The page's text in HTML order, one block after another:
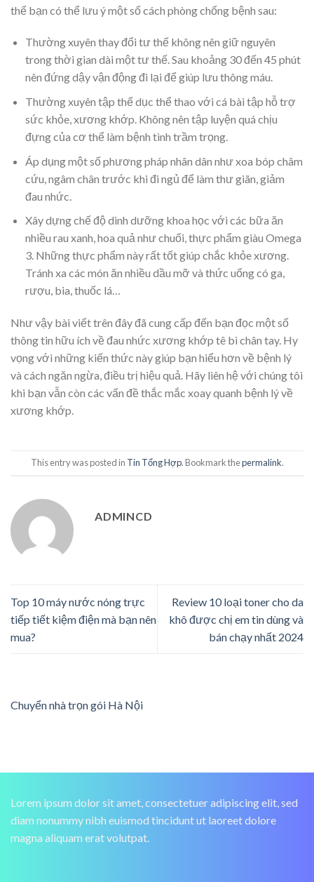
thể bạn có thể lưu ý một số cách phòng chống bệnh sau:
Thường xuyên thay đổi tư thế không nên giữ nguyên
trong thời gian dài một tư thế. Sau khoảng 30 đến 45 phút
nên đứng dậy vận động đi lại để giúp lưu thông máu.
Thường xuyên tập thể dục thể thao với cá bài tập hỗ trợ
sức khỏe, xương khớp. Không nên tập luyện quá chịu
đựng của cơ thể làm bệnh tình trầm trọng.
Áp dụng một số phương pháp nhân dân như xoa bóp châm
cứu, ngâm chân trước khi đi ngủ để làm thư giãn, giảm
đau nhức.
Xây dựng chế độ dinh dưỡng khoa học với các bữa ăn
nhiều rau xanh, hoa quả như chuối, thực phẩm giàu Omega
3. Những thực phẩm này rất tốt giúp chắc khỏe xương.
Tránh xa các món ăn nhiều dầu mỡ và thức uống có ga,
rượu, bia, thuốc lá…
Như vậy bài viết trên đây đã cung cấp đến bạn đọc một số
thông tin hữu ích về đau nhức xương khớp tê bì chân tay. Hy
vọng với những kiến thức này giúp bạn hiểu hơn về bệnh lý
và cách ngăn ngừa, điều trị hiệu quả. Hãy liên hệ với chúng tôi
khi bạn vẫn còn các vấn đề thắc mắc xoay quanh bệnh lý về
xương khớp.
This entry was posted in Tin Tổng Hợp. Bookmark thepermalink.
ADMINCD
Top 10 máy nước nóng trực
tiếp tiết kiệm điện mà bạn nên
mua?
Review 10 loại toner cho da
khô được chị em tin dùng và
bán chạy nhất 2024
Chuyển nhà trọn gói Hà Nội
Lorem ipsum dolor sit amet, consectetuer adipiscing elit, sed
diam nonummy nibh euismod tincidunt ut laoreet dolore
magna aliquam erat volutpat.